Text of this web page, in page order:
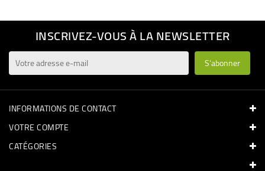
INSCRIVEZ-VOUS À LA NEWSLETTER
INFORMATIONS DE CONTACT
VOTRE COMPTE
CATÉGORIES